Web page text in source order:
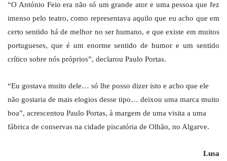
“O António Feio era não só um grande ator e uma pessoa que fez
imenso pelo teatro, como representava aquilo que eu acho que em
certo sentido há de melhor no ser humano, e que existe em muitos
portugueses, que é um enorme sentido de humor e um sentido
crítico sobre nós próprios”, declarou Paulo Portas.
“Eu gostava muito dele… só lhe posso dizer isto e acho que ele
não gostaria de mais elogios desse tipo… deixou uma marca muito
boa”, acrescentou Paulo Portas, à margem de uma visita a uma
fábrica de conservas na cidade piscatória de Olhão, no Algarve.
Lusa